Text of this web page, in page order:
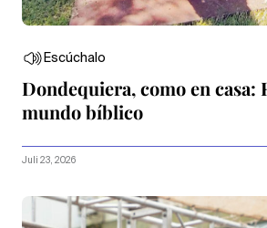
Escúchalo
Dondequiera, como en casa:
mundo bíblico
Juli 23, 2026